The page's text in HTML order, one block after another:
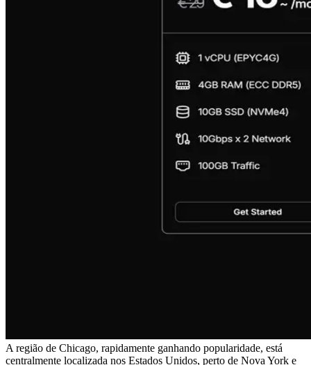
A região de Chicago, rapidamente ganhando popularidade, está
centralmente localizada nos Estados Unidos, perto de Nova York e